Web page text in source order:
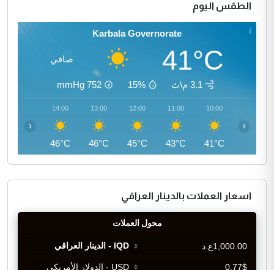
الطقس اليوم
Karbala Governorate
41°C صافي
3.1 م\ث 15%
752
mmHg
10:00
41°C
11:00
43°C
12:00
45°C
13:00
46°C
14:00
46°C
‹ ›
اسعار العملات بالدينار العراقي